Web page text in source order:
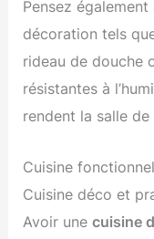
Pensez
décoration tels
rideau de douche
résistantes à
rendent la salle
Cuisine
Cuisine déco et
Avoir unecuisine